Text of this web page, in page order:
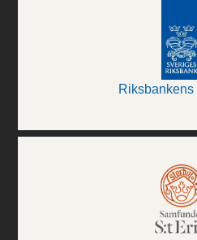
Riksbankens